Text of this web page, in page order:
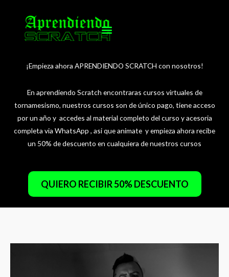
contenido
¡Empieza ahora APRENDIENDO SCRATCH con nosotros!
En aprendiendo Scratch encontraras cursos virtuales de
tornamesismo, nuestros cursos son de único pago, tiene acceso
por un año y accedes al material completo del curso y acesoria
completa via WhatsApp , asi que animate y empieza ahora recibe
un 50% de descuento en cualquiera de nuestros cursos
QUIERO RECIBIR 50% DESCUENTO